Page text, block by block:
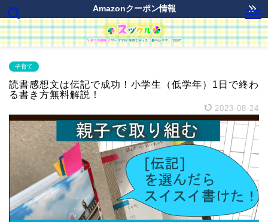
Amazonクーポン情報
子育て
読書感想文は伝記で成功！小学生（低学年）1日で終わ
る書き方無料解説！
2023-08-24